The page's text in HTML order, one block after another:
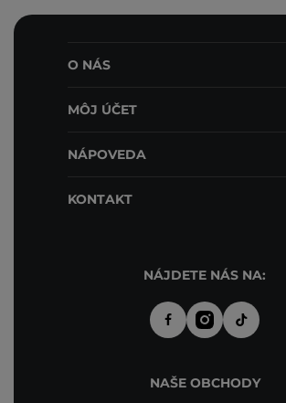
O NÁS
MÔJ ÚČET
NÁPOVEDA
KONTAKT
NÁJDETE NÁS NA:
NAŠE OBCHODY